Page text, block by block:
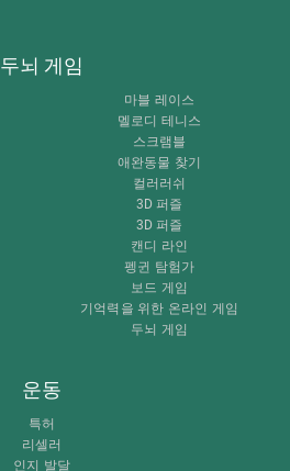
두뇌 게임
마블 레이스
멜로디 테니스
스크램블
애완동물 찾기
컬러러쉬
3D 퍼즐
3D 퍼즐
캔디 라인
펭귄 탐험가
보드 게임
기억력을 위한 온라인 게임
두뇌 게임
운동
특허
리셀러
인지 발달